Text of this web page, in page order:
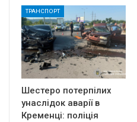
ТРАНСПОРТ
Шестеро потерпілих
унаслідок аварії в
Кременці: поліція